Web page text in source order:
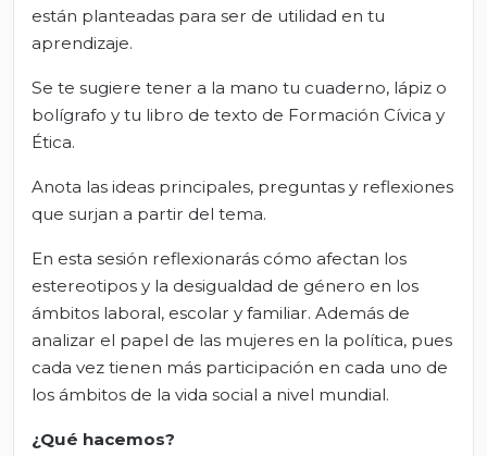
están planteadas para ser de utilidad en tu
aprendizaje.
Se te sugiere tener a la mano tu cuaderno, lápiz o
bolígrafo y tu libro de texto de Formación Cívica y
Ética.
Anota las ideas principales, preguntas y reflexiones
que surjan a partir del tema.
En esta sesión reflexionarás cómo afectan los
estereotipos y la desigualdad de género en los
ámbitos laboral, escolar y familiar. Además de
analizar el papel de las mujeres en la política, pues
cada vez tienen más participación en cada uno de
los ámbitos de la vida social a nivel mundial.
¿Qué hacemos?